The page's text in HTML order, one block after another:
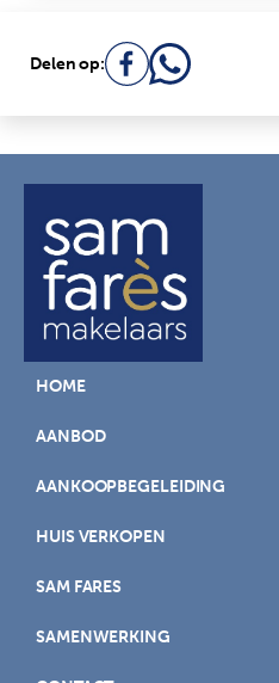
Delen op:
HOME
AANBOD
AANKOOPBEGELEIDING
HUIS VERKOPEN
SAM FARES
SAMENWERKING